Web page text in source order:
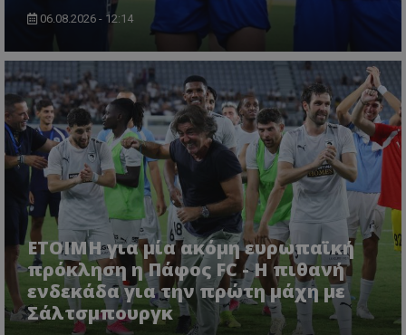
06.08.2026 - 12:14
ΕΤΟΙΜΗ για μία ακόμη ευρωπαϊκή
πρόκληση η Πάφος FC - Η πιθανή
ενδεκάδα για την πρώτη μάχη με
Σάλτσμπουργκ